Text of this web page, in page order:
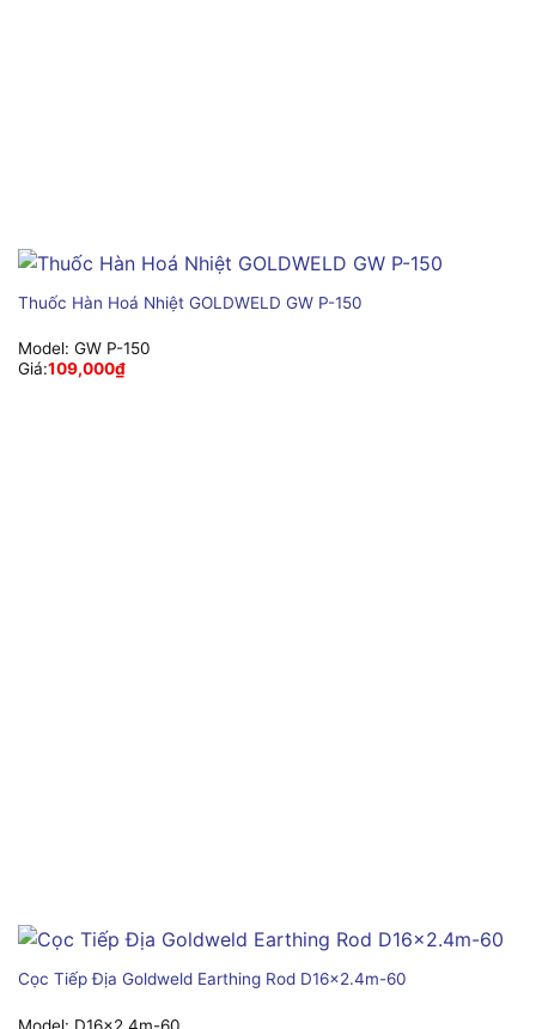
Thuốc Hàn Hoá Nhiệt GOLDWELD GW P-150
Model: GW P-150
Giá:109,000₫
Cọc Tiếp Địa Goldweld Earthing Rod D16x2.4m-60
Model: D16x2.4m-60